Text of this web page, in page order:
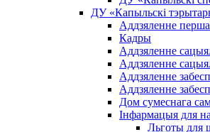
ДУ «Капыльскі
Аддзяленне
Кадры
Аддзяленне
Аддзяленне
Аддзяленне
Аддзяленне
Дом сумеснага
Інфармацыя для
Льготы для